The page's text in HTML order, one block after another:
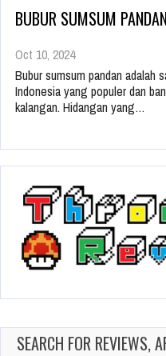
BUBUR SUMSUM
Oct 10, 2024
Bubur sumsum pandan adalah
Indonesia yang populer dan
kalangan. Hidangan yang…
SEARCH FOR REVIEWS,